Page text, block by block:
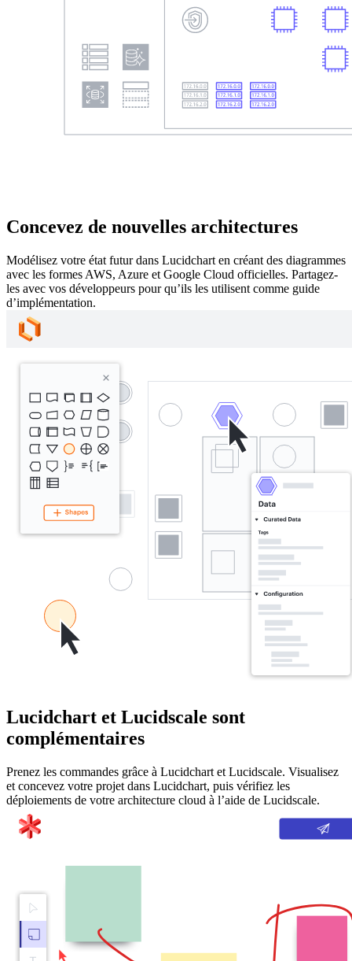
Concevez de nouvelles architectures
Modélisez votre état futur dans Lucidchart en créant des diagrammes
avec les formes AWS, Azure et Google Cloud officielles. Partagez-
les avec vos développeurs pour qu’ils les utilisent comme guide
d’implémentation.
Lucidchart et Lucidscale sont
complémentaires
Prenez les commandes grâce à Lucidchart et Lucidscale. Visualisez
et concevez votre projet dans Lucidchart, puis vérifiez les
déploiements de votre architecture cloud à l’aide de Lucidscale.